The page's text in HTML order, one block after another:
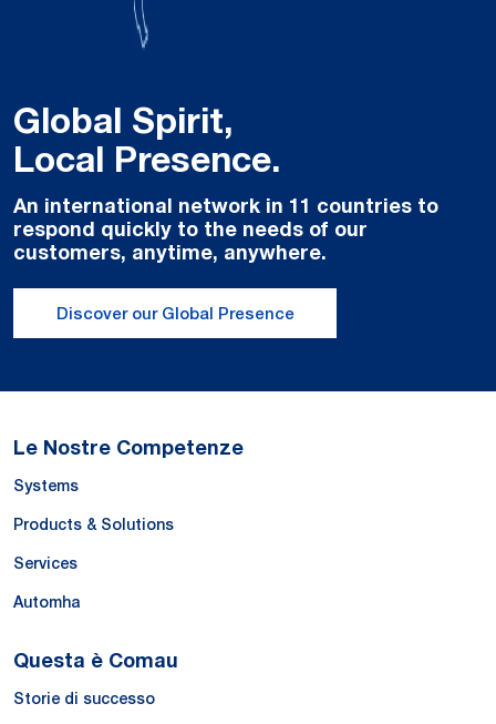
Global Spirit,
Local Presence.
An international network in 11 countries to
respond quickly to the needs of our
customers, anytime, anywhere.
Discover our Global Presence
Le Nostre Competenze
Systems
Products & Solutions
Services
Automha
Questa è Comau
Storie di successo